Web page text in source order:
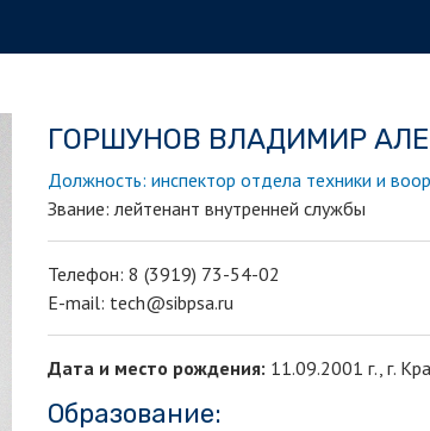
ГОРШУНОВ ВЛАДИМИР
Должность: инспектор отдела техники и
Звание: лейтенант внутренней службы
Телефон: 8 (3919) 73-54-02
E-mail: tech@sibpsa.ru
Дата и место рождения: 11.09.2001 г., г.
Образование: